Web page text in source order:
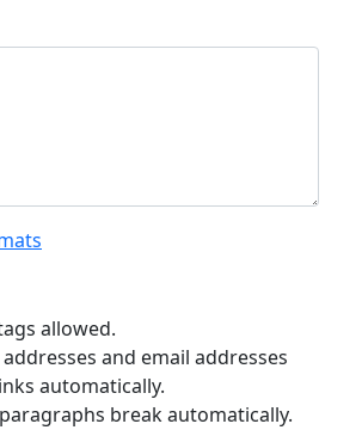
allowed.
and email addresses
automatically.
break automatically.